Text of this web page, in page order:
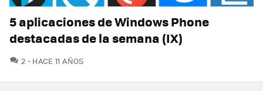
5 aplicaciones de Windows Phone
destacadas de la semana (IX)
2 COMENTARIOS
HACE 11 AÑOS